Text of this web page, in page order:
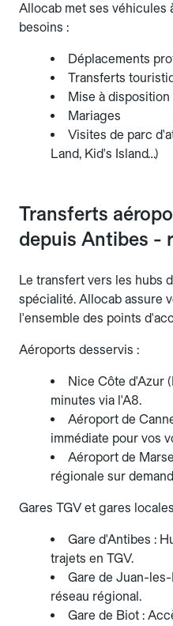
Allocab met ses véhicules
besoins :
Déplacements
Transferts
Mise à disposition
Mariages
Visites de parc
Land, Kid's Island…)
Transferts
depuis Antibes -
Le transfert vers les hubs
spécialité. Allocab assure
l'ensemble des points
Aéroports desservis :
Nice Côte d'Azur
minutes via l'A8.
Aéroport de
immédiate pour vos
Aéroport de
régionale sur
Gares TGV et gares
Gare d'Antibes :
trajets en TGV.
Gare de Juan-
réseau régional.
Gare de Biot :